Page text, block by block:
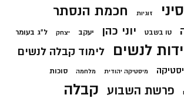
זוגיות חכמת הנסתר
טו בשבט יוני כהן יעקב יצחק ל"ג בעומר
לנשים לימוד קבלה לנשים
מיסטיקה יהודית מלחמה סוכות
פרשת השבוע קבלה